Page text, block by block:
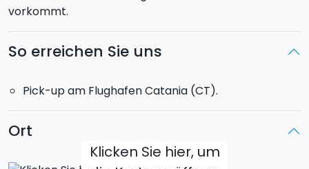
vorkommt.
So erreichen Sie uns
Pick-up am Flughafen Catania (CT).
Ort
Klicken Sie hier, um